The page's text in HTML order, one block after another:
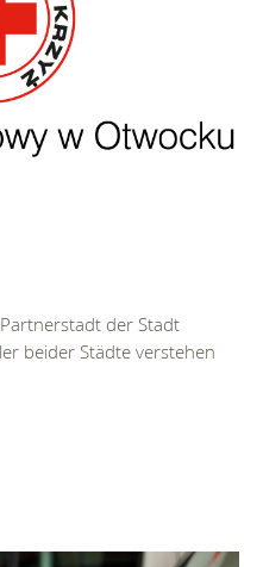
Partnerstadt der Stadt
beider Städte verstehen